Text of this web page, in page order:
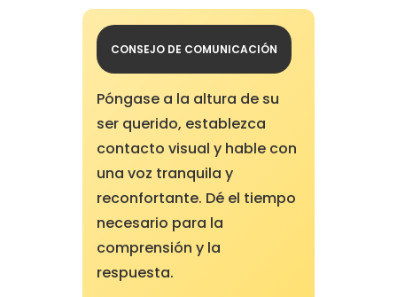
CONSEJO DE COMUNICACIÓN
Póngase a la altura de su
ser querido, establezca
contacto visual y hable con
una voz tranquila y
reconfortante. Dé el tiempo
necesario para la
comprensión y la
respuesta.